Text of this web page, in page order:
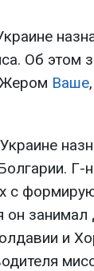
Об этом
Ваше
Г-н
с
он занимал
и